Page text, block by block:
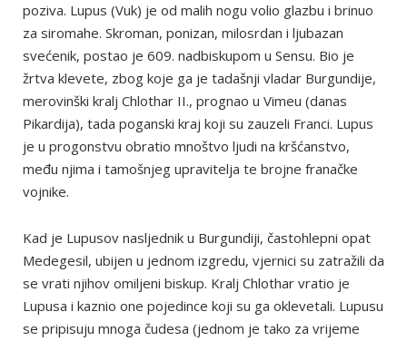
poziva. Lupus (Vuk) je od malih nogu volio glazbu i brinuo
za siromahe. Skroman, ponizan, milosrdan i ljubazan
svećenik, postao je 609. nadbiskupom u Sensu. Bio je
žrtva klevete, zbog koje ga je tadašnji vladar Burgundije,
merovinški kralj Chlothar II., prognao u Vimeu (danas
Pikardija), tada poganski kraj koji su zauzeli Franci. Lupus
je u progonstvu obratio mnoštvo ljudi na kršćanstvo,
među njima i tamošnjeg upravitelja te brojne franačke
vojnike.
Kad je Lupusov nasljednik u Burgundiji, častohlepni opat
Medegesil, ubijen u jednom izgredu, vjernici su zatražili da
se vrati njihov omiljeni biskup. Kralj Chlothar vratio je
Lupusa i kaznio one pojedince koji su ga oklevetali. Lupusu
se pripisuju mnoga čudesa (jednom je tako za vrijeme